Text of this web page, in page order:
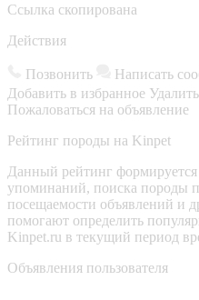
Ссылка скопирована
Действия
Позвонить Написать
Добавить в избранное
Пожаловаться на объявление
Рейтинг породы на Kinpet
Данный рейтинг формируется
упоминаний, поиска породы
посещаемости объявлений и
помогают определить
Kinpet.ru в текущий период
Объявления пользователя